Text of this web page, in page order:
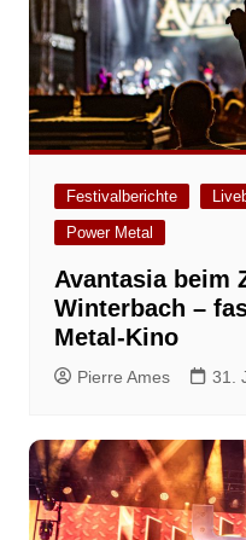
Festivalberichte
Power Metal
Avantasia beim
Winterbach –
Metal-Kino
Pierre Ames 31.